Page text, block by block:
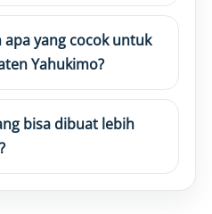
yang cocok untuk
Yahukimo?
bisa dibuat lebih